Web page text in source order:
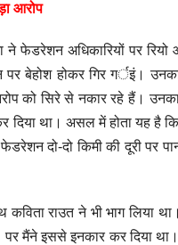
आरोप
ने फेडरेशन अधिकारियों पर
बेहोश होकर गिर गर्इं।
को सिरे से नकार रहे हैं। उनका
दिया था। असल में होता यह है
दो-दो किमी की दूरी पर
राउत ने भी भाग लिया
पर मैंने इससे इनकार कर दिया